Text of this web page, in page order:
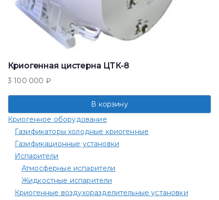
Криогенная цистерна ЦТК-8
3 100 000 ₽
В корзину
Криогенное оборудование
Газификаторы холодные криогенные
Газификационные установки
Испарители
Атмосферные испарители
Жидкостные испарители
Криогенные воздухоразделительные установки